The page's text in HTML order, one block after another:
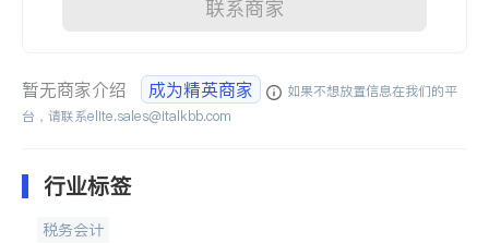
联系商家
暂无商家介绍 成为精英商家
如果不想放置信息在我们的平
台，请联系elite.sales@italkbb.com
行业标签
税务会计